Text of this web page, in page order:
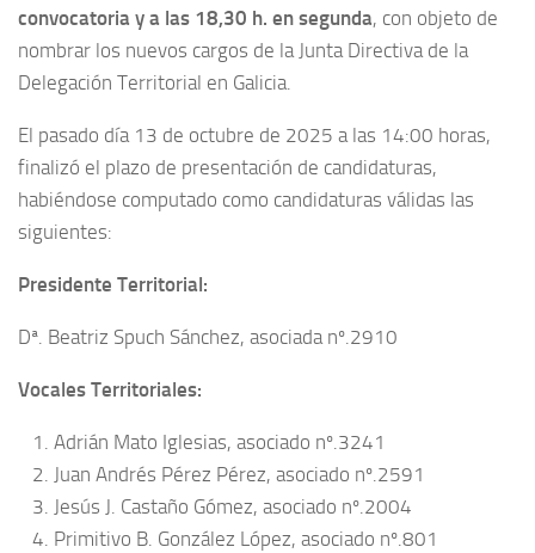
convocatoria y a las 18,30 h. en segunda, con objeto de
nombrar los nuevos cargos de la Junta Directiva de la
Delegación Territorial en Galicia.
El pasado día 13 de octubre de 2025 a las 14:00 horas,
finalizó el plazo de presentación de candidaturas,
habiéndose computado como candidaturas válidas las
siguientes:
Presidente Territorial:
Dª. Beatriz Spuch Sánchez, asociada nº.2910
Vocales Territoriales:
Adrián Mato Iglesias, asociado nº.3241
Juan Andrés Pérez Pérez, asociado nº.2591
Jesús J. Castaño Gómez, asociado nº.2004
Primitivo B. González López, asociado nº.801